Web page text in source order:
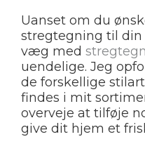
Uanset om du
stregtegning til din
væg med
uendelige. Jeg
de forskellige
findes i mit
overveje at tilføje
give dit hjem et